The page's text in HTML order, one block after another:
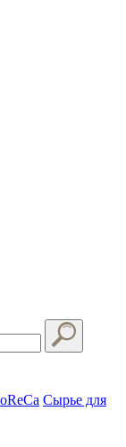
Сырье для